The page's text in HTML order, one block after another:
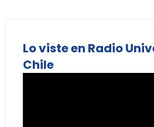
Lo viste en Radio
Chile